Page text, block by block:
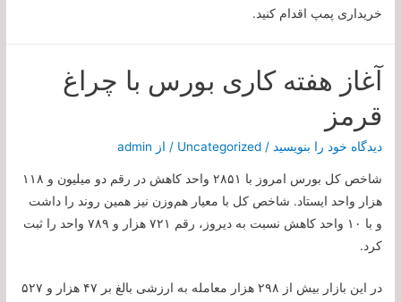
خریداری پمپ اقدام کنید.
آغاز هفته کاری بورس با چراغ
قرمز
دیدگاه‌ خود را بنویسید /
Uncategorized / از admin
شاخص کل بورس امروز با ۲۸۵۱ واحد کاهش در رقم دو میلیون و ۱۱۸
هزار واحد ایستاد. شاخص کل با معیار هم‌وزن نیز همین روند را داشت
و با ۱۰ واحد کاهش نسبت به دیروز، رقم ۷۲۱ هزار و ۷۸۹ واحد را ثبت
کرد.
در این بازار بیش از ۲۹۸ هزار معامله به ارزشی بالغ بر ۴۷ هزار و ۵۲۷